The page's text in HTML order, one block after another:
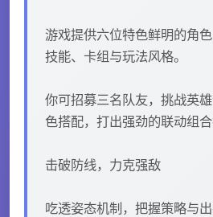
游戏提供六位特色鲜明的角
技能、卡组与玩法风格。
你可招募三名队友，挑战英
色搭配，打出强劲的联动组合
击破防线，力克强敌
吃透姿态机制，把握策略与出